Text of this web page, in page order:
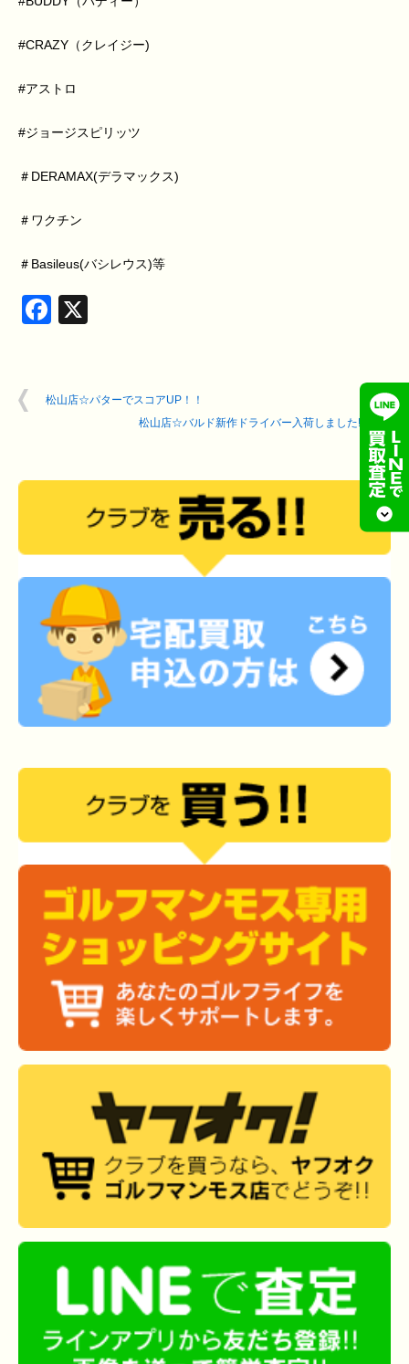
#CRAZY（クレイジー)
#アストロ
#ジョージスピリッツ
＃DERAMAX(デラマックス)
＃ワクチン
＃Basileus(バシレウス)等
Facebook
松山店☆パターでスコアUP！！
松山店☆バルド新作ドライバー入荷しました!!